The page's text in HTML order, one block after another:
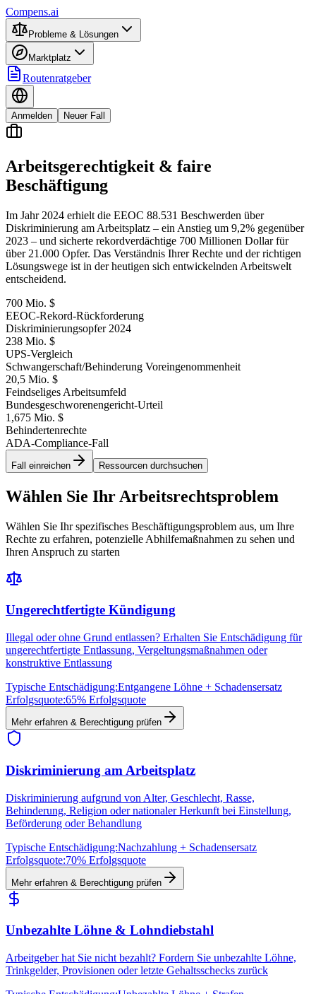
Compens.ai
Probleme & Lösungen
Marktplatz
Routenratgeber
Anmelden Neuer Fall
Arbeitsgerechtigkeit & faire
Beschäftigung
Im Jahr 2024 erhielt die EEOC 88.531 Beschwerden über
Diskriminierung am Arbeitsplatz – ein Anstieg um 9,2% gegenüber
2023 – und sicherte rekordverdächtige 700 Millionen Dollar für
über 21.000 Opfer. Das Verständnis Ihrer Rechte und der richtigen
Lösungswege ist in der heutigen sich entwickelnden Arbeitswelt
entscheidend.
700 Mio. $
EEOC-Rekord-Rückforderung
Diskriminierungsopfer 2024
238 Mio. $
UPS-Vergleich
Schwangerschaft/Behinderung Voreingenommenheit
20,5 Mio. $
Feindseliges Arbeitsumfeld
Bundesgeschworenengericht-Urteil
1,675 Mio. $
Behindertenrechte
ADA-Compliance-Fall
Fall einreichen Ressourcen durchsuchen
Wählen Sie Ihr Arbeitsrechtsproblem
Wählen Sie Ihr spezifisches Beschäftigungsproblem aus, um Ihre
Rechte zu erfahren, potenzielle Abhilfemaßnahmen zu sehen und
Ihren Anspruch zu starten
Ungerechtfertigte Kündigung
Illegal oder ohne Grund entlassen? Erhalten Sie Entschädigung für
ungerechtfertigte Entlassung, Vergeltungsmaßnahmen oder
konstruktive Entlassung
Typische Entschädigung:Entgangene Löhne + Schadensersatz
Erfolgsquote:65% Erfolgsquote
Mehr erfahren & Berechtigung prüfen
Diskriminierung am Arbeitsplatz
Diskriminierung aufgrund von Alter, Geschlecht, Rasse,
Behinderung, Religion oder nationaler Herkunft bei Einstellung,
Beförderung oder Behandlung
Typische Entschädigung:Nachzahlung + Schadensersatz
Erfolgsquote:70% Erfolgsquote
Mehr erfahren & Berechtigung prüfen
Unbezahlte Löhne & Lohndiebstahl
Arbeitgeber hat Sie nicht bezahlt? Fordern Sie unbezahlte Löhne,
Trinkgelder, Provisionen oder letzte Gehaltsschecks zurück